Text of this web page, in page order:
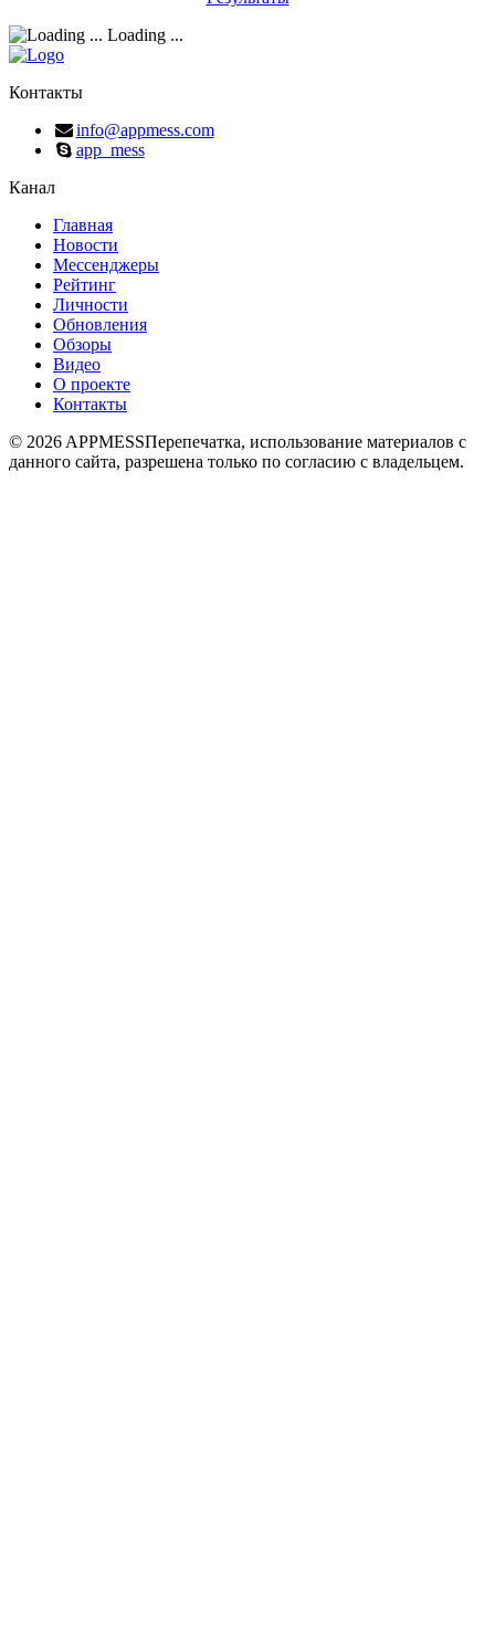
Loading ...
Контакты
info@appmess.com
app_mess
Канал
Главная
Новости
Мессенджеры
Рейтинг
Личности
Обновления
Обзоры
Видео
О проекте
Контакты
© 2026 APPMESSПерепечатка, использование материалов с
данного сайта, разрешена только по согласию с владельцем.